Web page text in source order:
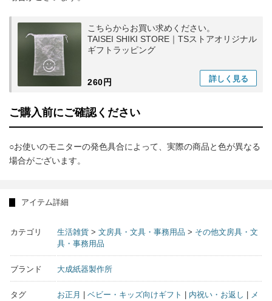
こちらからお買い求めください。
TAISEI SHIKI STORE｜TSストアオリジナル
ギフトラッピング
260円 詳しく 見る
ご購入前にご確認ください
○お使いのモニターの発色具合によって、実際の商品と色が異なる
場合がございます。
アイテム詳細
カテゴリ 生活雑貨 > 文房具・文具・事務用品 > その他文房具・文
具・事務用品
ブランド 大成紙器製作所
タグ お正月 ベビー・キッズ向けギフト 内祝い・お返し
メ